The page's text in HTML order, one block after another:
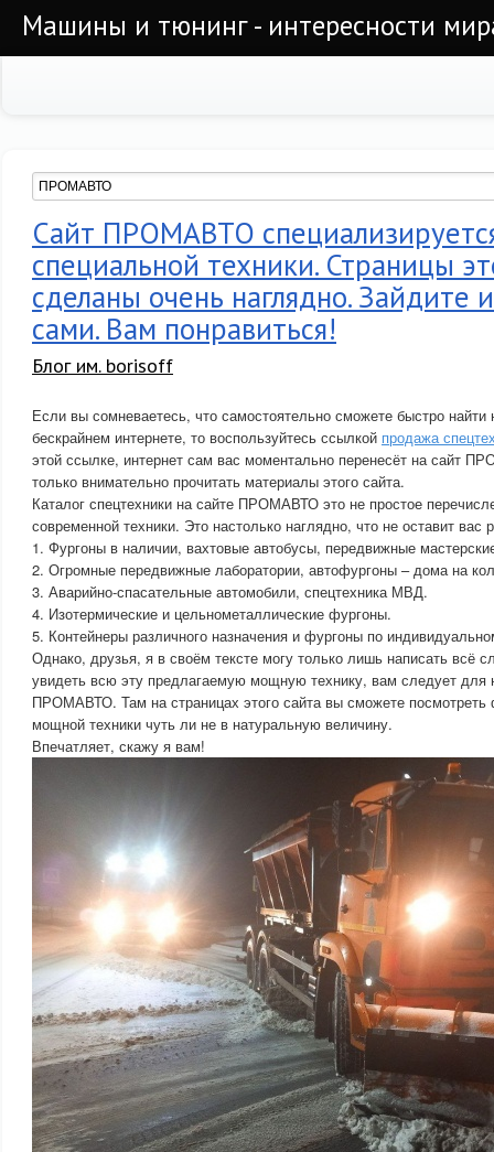
Машины и тюнинг - интересности
Сайт ПРОМАВТО
специальной техники. Страницы
сделаны очень наглядно. Зайдите
сами. Вам понравиться!
Блог им. borisoff
Если вы сомневаетесь, что самостоятельно сможете быстро
бескрайнем интернете, то воспользуйтесь ссылкой продажа
этой ссылке, интернет сам вас моментально перенесёт на сайт
только внимательно прочитать материалы этого сайта.
Каталог спецтехники на сайте ПРОМАВТО это не простое
современной техники. Это настолько наглядно, что не оставит
1. Фургоны в наличии, вахтовые автобусы, передвижные
2. Огромные передвижные лаборатории, автофургоны – дома на
3. Аварийно-спасательные автомобили, спецтехника МВД.
4. Изотермические и цельнометаллические фургоны.
5. Контейнеры различного назначения и фургоны по
Однако, друзья, я в своём тексте могу только лишь написать всё
увидеть всю эту предлагаемую мощную технику, вам следует для
ПРОМАВТО. Там на страницах этого сайта вы сможете посмотреть
мощной техники чуть ли не в натуральную величину.
Впечатляет, скажу я вам!